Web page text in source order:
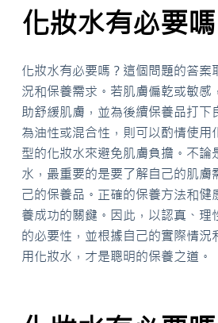
化妝水有必要
化妝水有必要嗎？這個問題的答案
況和保養需求。若肌膚偏乾或敏感
助舒緩肌膚，並為後續保養品打下
為油性或混合性，則可以酌情使用
型的化妝水來避免肌膚負擔。不論
水，最重要的是要了解自己的肌膚
己的保養品。正確的保養方法和健
養成功的關鍵。因此，以認真、理
的必要性，並根據自己的實際情況
用化妝水，才是聰明的保養之道。